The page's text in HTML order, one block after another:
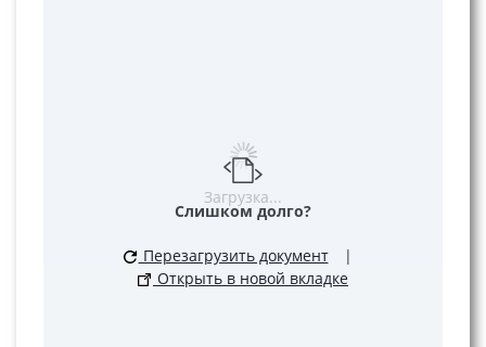
Загрузка...
Слишком долго?
Перезагрузить документ
|
Открыть в новой вкладке